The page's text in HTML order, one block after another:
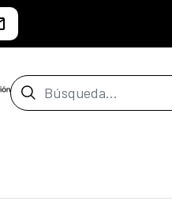
Barra de búsqueda